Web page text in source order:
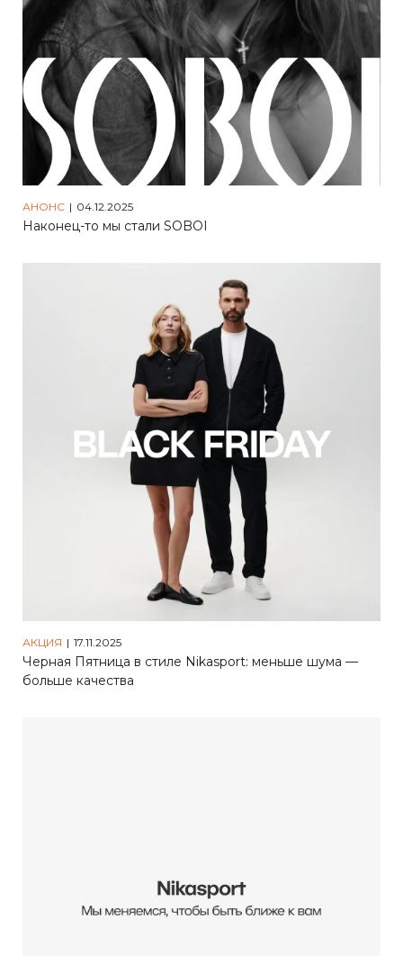
АНОНС | 04.12.2025
Наконец-то мы стали SOBOI
АКЦИЯ | 17.11.2025
Черная Пятница в стиле Nikasport: меньше шума —
больше качества
быстрый
заказ
отмена
оформить заказ
предзаказ
отмена
оформить предзаказ